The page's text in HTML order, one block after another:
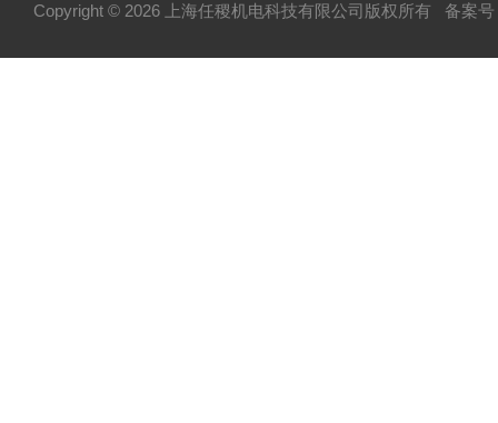
Copyright © 2026 上海任稷机电科技有限公司版权所有 备案号